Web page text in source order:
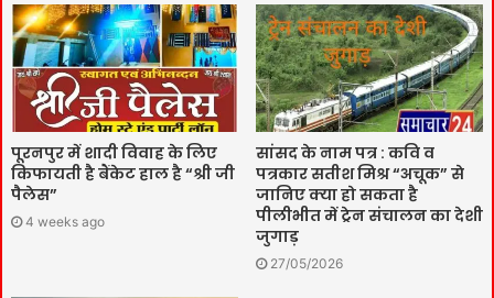
पूरनपुर में शादी विवाह के लिए
किफायती है बैंकेट हाल है “श्री जी
पैलेस”
4 weeks ago
सांसद के नाम पत्र : कवि व
पत्रकार सतीश मिश्र “अचूक” से
जानिए क्या हो सकता है
पीलीभीत में ट्रेन संचालन का देशी
जुगाड़
27/05/2026